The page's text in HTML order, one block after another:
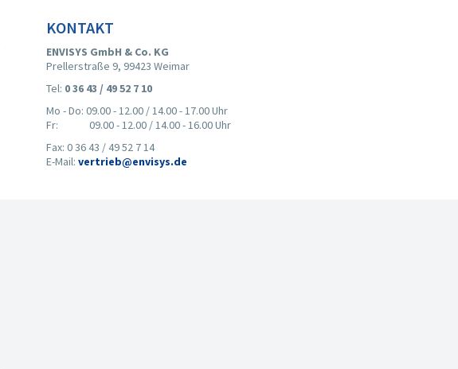
KONTAKT
ENVISYS GmbH & Co. KG
Prellerstraße 9, 99423 Weimar
Tel: 0 36 43 / 49 52 7 10
Mo - Do: 09.00 - 12.00 / 14.00 - 17.00 Uhr
Fr: 09.00 - 12.00 / 14.00 - 16.00 Uhr
Fax: 0 36 43 / 49 52 7 14
E-Mail: vertrieb@envisys.de